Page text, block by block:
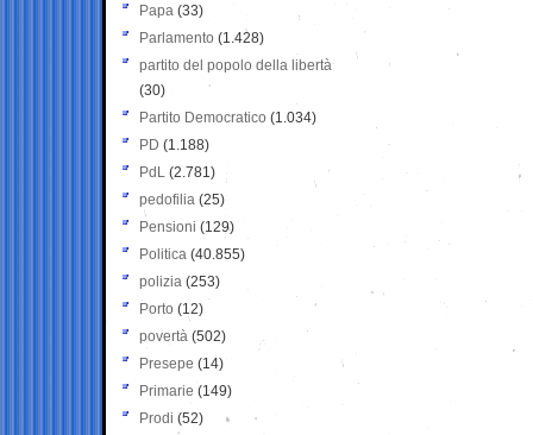
Papa (33)
Parlamento (1.428)
partito del popolo della libertà
(30)
Partito Democratico (1.034)
PD (1.188)
PdL (2.781)
pedofilia (25)
Pensioni (129)
Politica (40.855)
polizia (253)
Porto (12)
povertà (502)
Presepe (14)
Primarie (149)
Prodi (52)